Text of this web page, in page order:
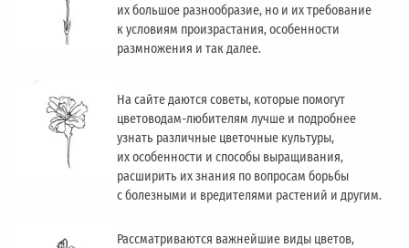
их большое разнообразие, но и их требование
к условиям произрастания, особенности
размножения и так далее.
На сайте даются советы, которые помогут
цветоводам-любителям лучше и подробнее
узнать различные цветочные культуры,
их особенности и способы выращивания,
расширить их знания по вопросам борьбы
с болезными и вредителями растений и другим.
Рассматриваются важнейшие виды цветов,